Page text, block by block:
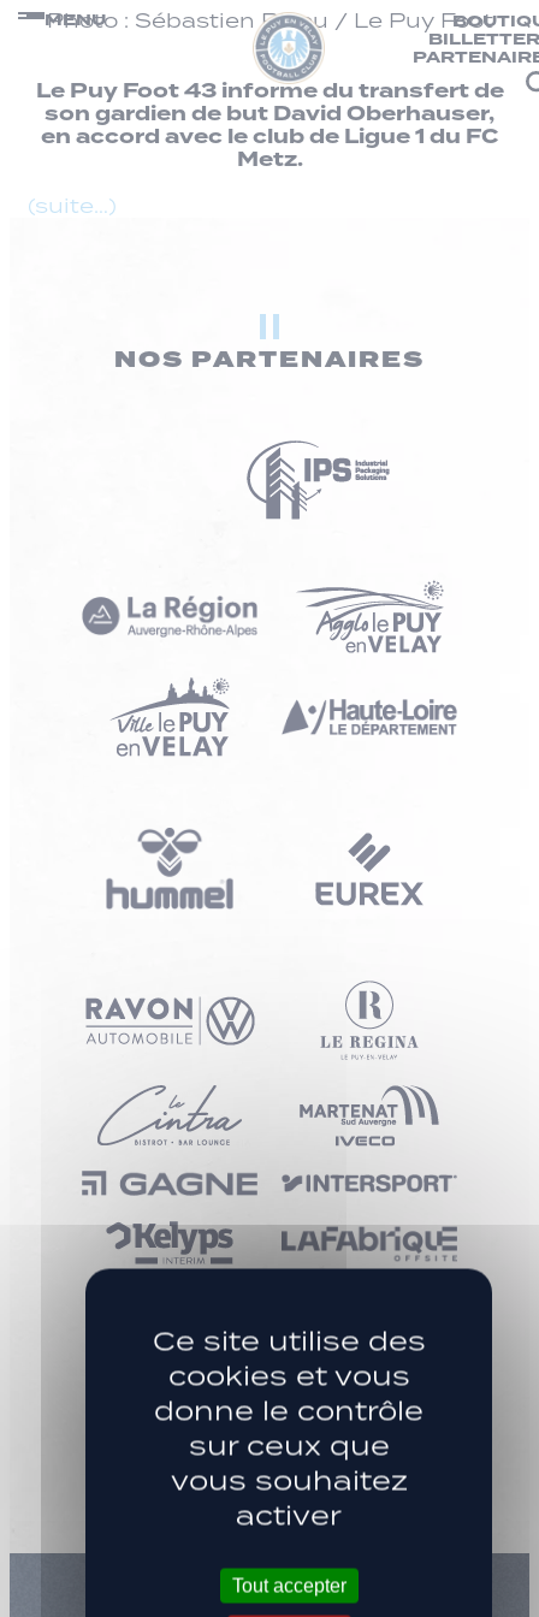
Passer
MENU
Photo : Sébastien Ricou / Le Puy Foot
43
Le Puy Foot 43 informe du transfert de
son gardien de but David Oberhauser,
en accord avec le club de Ligue 1 du FC
Metz.
(suite…)
NOS PARTENAIRES
SITE RÉALISÉ PAR
Panneau de gestion des cookies
Ce site utilise des
cookies et vous
donne le contrôle
sur ceux que
vous souhaitez
activer
Tout accepter